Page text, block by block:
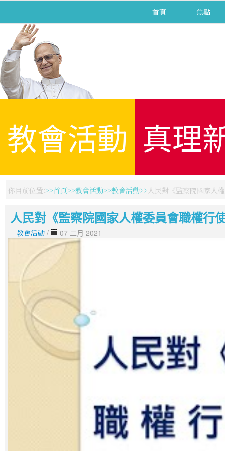
首頁 焦點
教會活動 真理
你目前位置: 首頁 教會活動 教會活動 人民對《監察院國家人
人民對《監察院國家人權委員會職權行
教會活動 / 07 二月 2021